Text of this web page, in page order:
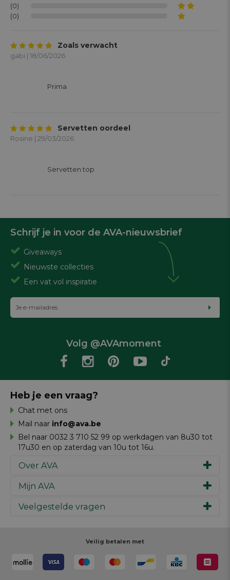
(0)
(0)
Zoals verwacht
gabi | 18/06/2026
Servetten oordeel
Rosine | 29/03/2026
Schrijf je in voor de AVA-nieuwsbrief
Giveaways
Nieuwste collecties
Een vat vol inspiratie
Volg @AVAmoment
Over AVA
Ons verhaal
Werken bij AVA
Mijn AVA
Inspiratie
Review schrijven
Veelgestelde vragen
Je retour
Heb je een vraag?
Chat met ons
Mail naar info@ava.be
Bel naar 0032 3 710 52 99 op werkdagen van 8u30 tot
17u30 en op zaterdag van 10u tot 16u.
Veilig betalen met